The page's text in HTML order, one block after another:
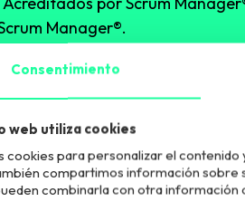
Manager®.
Horas lectivas.
OFICIAL para obtener la
los ejercicios de capacitación,
Scrum Manager
(PDAs).
Consentimiento
web utiliza cookies
cookies para personalizar el
compartimos información sobre
combinarla con otra información